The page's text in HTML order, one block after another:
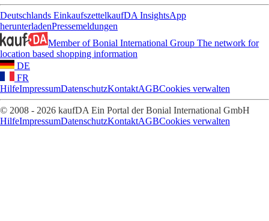
Deutschlands EinkaufszettelkaufDA InsightsApp
herunterladenPressemeldungen
Member of Bonial International Group The network for
location based shopping information
DE
FR
HilfeImpressumDatenschutzKontaktAGBCookies verwalten
© 2008 - 2026 kaufDA Ein Portal der Bonial International GmbH
HilfeImpressumDatenschutzKontaktAGBCookies verwalten